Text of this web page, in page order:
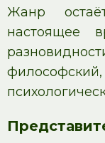
Жанр
настоящее